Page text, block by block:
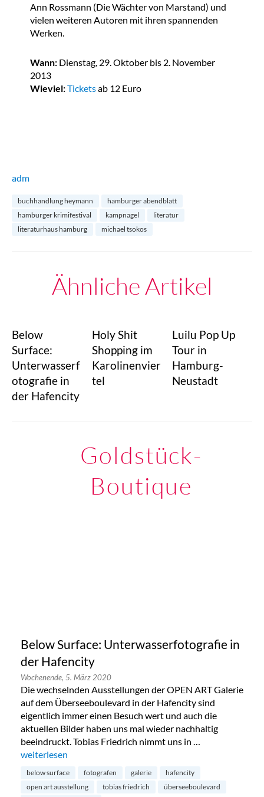
Ann Rossmann (Die Wächter von Marstand) und
vielen weiteren Autoren mit ihren spannenden
Werken.
Wann: Dienstag, 29. Oktober bis 2. November
2013
Wieviel:Ticketsab 12 Euro
adm
buchhandlung heymann
hamburger abendblatt
hamburger krimifestival
kampnagel
literatur
literaturhaus hamburg
michael tsokos
Ähnliche Artikel
Below
Surface:
Unterwasserf
otografie in
der Hafencity
Holy Shit
Shopping im
Karolinenvier
tel
Luilu Pop Up
Tour in
Hamburg-
Neustadt
Goldstück-
Boutique
Below Surface: Unterwasserfotografie in
der Hafencity
Wochenende, 5. März 2020
Die wechselnden Ausstellungen der OPEN ART Galerie
auf dem Überseeboulevard in der Hafencity sind
eigentlich immer einen Besuch wert und auch die
aktuellen Bilder haben uns mal wieder nachhaltig
beeindruckt. Tobias Friedrich nimmt uns in …
„Below Surface: Unterwasserfotografie in der Hafencity“
weiterlesen
below surface fotografen galerie
hafencity
open art ausstellung
tobias friedrich
überseeboulevard